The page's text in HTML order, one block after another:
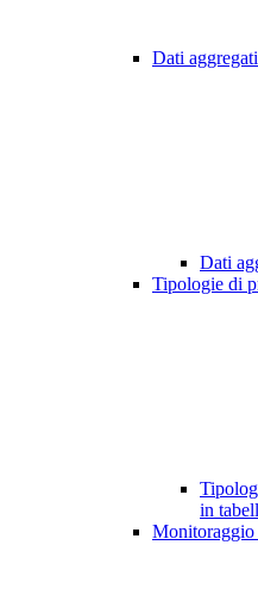
Dati
Dati
Tipologie di
in
Monitoraggio